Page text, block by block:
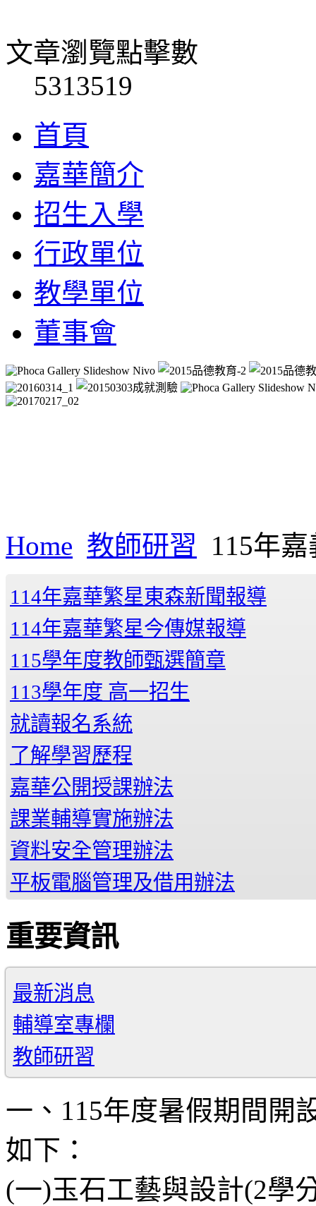
文章瀏覽點擊數
5313519
首頁
嘉華簡介
招生入學
行政單位
教學單位
董事會
Home 教師研習 115年
114年嘉華繁星東森新聞報導
114年嘉華繁星今傳媒報導
115學年度教師甄選簡章
113學年度 高一招生
就讀報名系統
了解學習歷程
嘉華公開授課辦法
課業輔導實施辦法
資料安全管理辦法
平板電腦管理及借用辦法
重要資訊
最新消息
輔導室專欄
教師研習
一、115年度暑假期間開
如下：
(一)玉石工藝與設計(2學